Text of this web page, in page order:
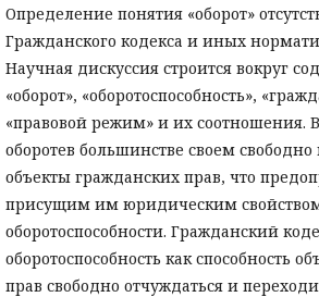
Определение понятия «оборот»
Гражданского кодекса и иных
Научная дискуссия строится вокруг
«оборот», «оборотоспособность»,
«правовой режим» и их соотношения.
оборотев большинстве своем свободно
объекты гражданских прав, что
присущим им юридическим
оборотоспособности. Гражданский
оборотоспособность как способность
прав свободно отчуждаться и